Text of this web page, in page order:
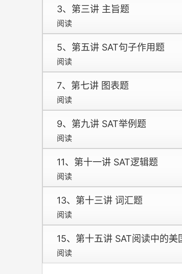
3、第三讲 主旨题
阅读
5、第五讲 SAT句子作用题
阅读
7、第七讲 图表题
阅读
9、第九讲 SAT举例题
阅读
11、第十一讲 SAT逻辑题
阅读
13、第十三讲 词汇题
阅读
15、第十五讲 SAT阅读中的美
阅读